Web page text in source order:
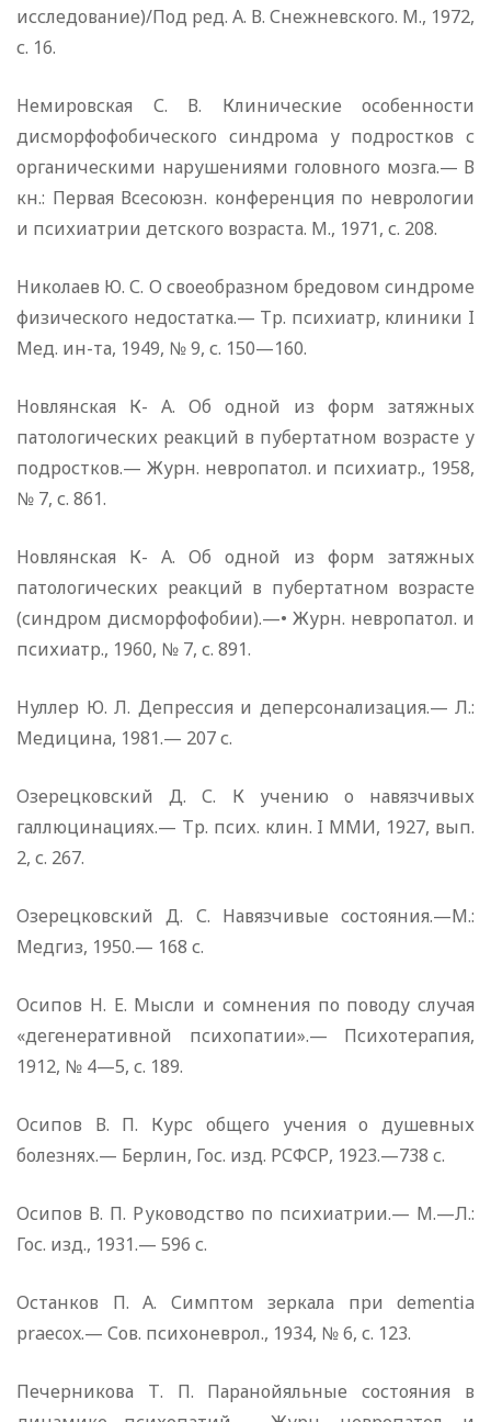
исследование)/Под ред. А. В. Снежневского. М., 1972,
с. 16.
Немировская С. В. Клинические особенности
дисморфофобического синдрома у подростков с
органическими нарушениями головного мозга.— В
кн.: Первая Всесоюзн. конференция по неврологии
и психиатрии детского возраста. М., 1971, с. 208.
Николаев Ю. С. О своеобразном бредовом синдроме
физического недостатка.— Тр. психиатр, клиники I
Мед. ин-та, 1949, № 9, с. 150—160.
Новлянская К- А. Об одной из форм затяжных
патологических реакций в пубертатном возрасте у
подростков.— Журн. невропатол. и психиатр., 1958,
№ 7, с. 861.
Новлянская К- А. Об одной из форм затяжных
патологических реакций в пубертатном возрасте
(синдром дисморфофобии).—• Журн. невропатол. и
психиатр., 1960, № 7, с. 891.
Нуллер Ю. Л. Депрессия и деперсонализация.— Л.:
Медицина, 1981.— 207 с.
Озерецковский Д. С. К учению о навязчивых
галлюцинациях.— Тр. псих. клин. I ММИ, 1927, вып.
2, с. 267.
Озерецковский Д. С. Навязчивые состояния.—М.:
Медгиз, 1950.— 168 с.
Осипов Н. Е. Мысли и сомнения по поводу случая
«дегенеративной психопатии».— Психотерапия,
1912, № 4—5, с. 189.
Осипов В. П. Курс общего учения о душевных
болезнях.— Берлин, Гос. изд. РСФСР, 1923.—738 с.
Осипов В. П. Руководство по психиатрии.— М.—Л.:
Гос. изд., 1931.— 596 с.
Останков П. А. Симптом зеркала при dementia
praecox.— Сов. психоневрол., 1934, № 6, с. 123.
Печерникова Т. П. Паранойяльные состояния в